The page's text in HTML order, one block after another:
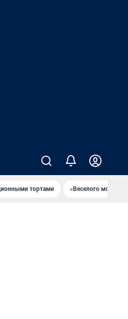
тортами «Веселого